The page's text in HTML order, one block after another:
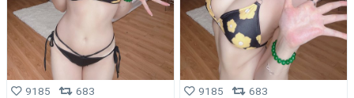
9185
683
9185
683